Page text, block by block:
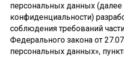
персональных данных
конфиденциальности)
соблюдения требований
Федерального закона от
персональных данных»,